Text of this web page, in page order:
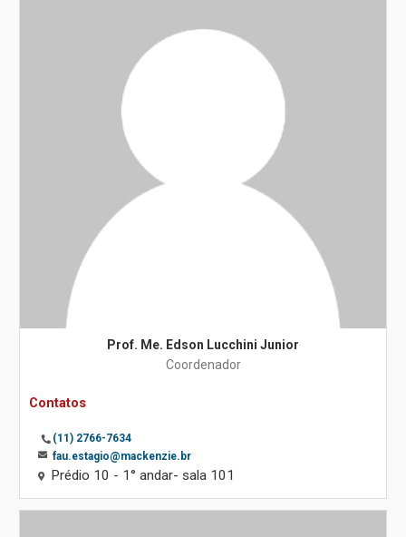
Prof. Me. Edson Lucchini Junior
Coordenador
Contatos
(11) 2766-7634
fau.estagio@mackenzie.br
Prédio 10 - 1° andar- sala 101